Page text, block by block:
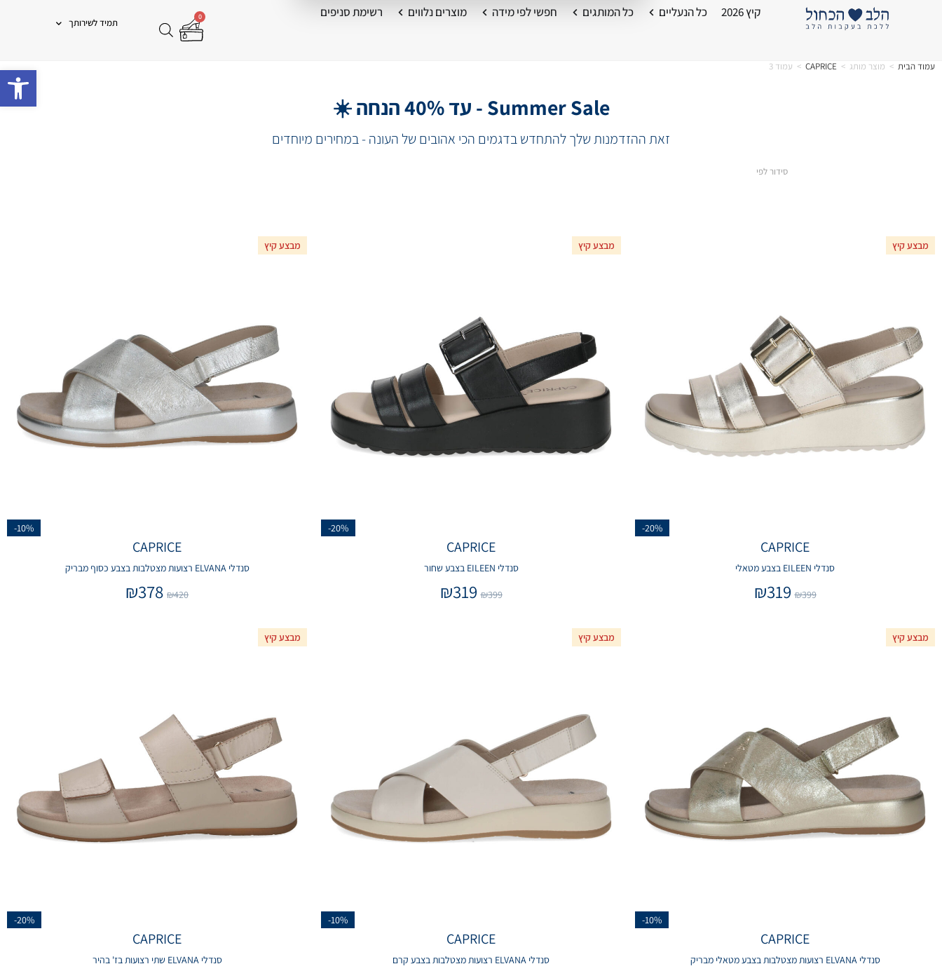
קיץ 2026 כל הנעליים כל המותגים חפשי לפי מידה מוצרים נלווים רשימת סניפים 0
תמיד לשירותך
עמוד הבית > מוצר מותג >
CAPRICE
> עמוד 3
Summer Sale - עד 40% הנחה ☀️
זאת ההזדמנות שלך להתחדש בדגמים הכי אהובים של העונה - במחירים מיוחדים
סידור לפי
מבצע קיץ
-20%
CAPRICE
סנדלי EILEEN בצבע מטאלי
₪399
₪319
מבצע קיץ
-20%
CAPRICE
סנדלי EILEEN בצבע שחור
₪399
₪319
מבצע קיץ
-10%
CAPRICE
סנדלי ELVANA רצועות מצטלבות בצבע כסוף מבריק
₪420
₪378
מבצע קיץ
-10%
CAPRICE
סנדלי ELVANA רצועות מצטלבות בצבע מטאלי מבריק
מבצע קיץ
-10%
CAPRICE
סנדלי ELVANA רצועות מצטלבות בצבע קרם
מבצע קיץ
-20%
CAPRICE
סנדלי ELVANA שתי רצועות בז' בהיר